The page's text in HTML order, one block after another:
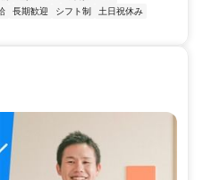
長期歓迎 シフト制
土日祝休み